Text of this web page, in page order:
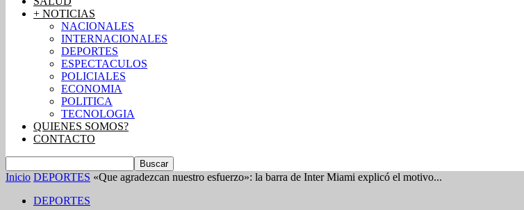
+ NOTICIAS
NACIONALES
INTERNACIONALES
DEPORTES
ESPECTACULOS
POLICIALES
ECONOMIA
POLITICA
TECNOLOGIA
QUIENES SOMOS?
CONTACTO
Inicio DEPORTES «Que agradezcan nuestro esfuerzo»: la barra de Inter Miami explicó el motivo...
DEPORTES